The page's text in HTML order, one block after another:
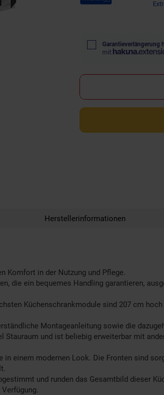
Garantieverlängerung
mit
Herstellerinformationen
Komfort in der Nutzung und Pflege.
die ein bequemes Handling garantieren,
Küchenschrankmodule sind 207 cm
Montageanleitung sowie die
und ist beliebig erweiterbar mit
einem modernen Look. Die Fronten sind
und runden das Gesamtbild dieser